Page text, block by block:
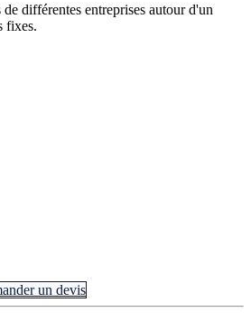
différentes entreprises autour d'un
fixes.
un devis